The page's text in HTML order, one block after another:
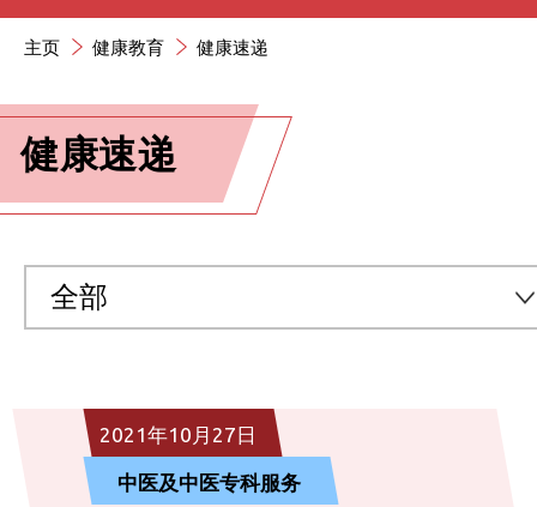
主页 健康教育 健康速递
健康速递
全部
预防医学及医疗服务
2021年10月27日
中医及中医专科服务